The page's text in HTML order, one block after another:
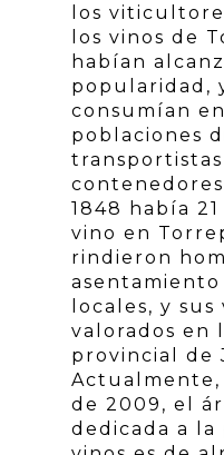
los
los vinos de
habían
popularidad,
consumían
poblaciones
1848 había
vino en
rindieron
locales, y
valorados en
provincial de
Actualmente,
de 2009, el
dedicada a